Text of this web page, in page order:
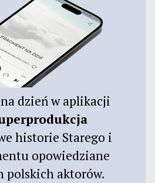
dzień w aplikacji
historie Starego i
opowiedziane
polskich aktorów.